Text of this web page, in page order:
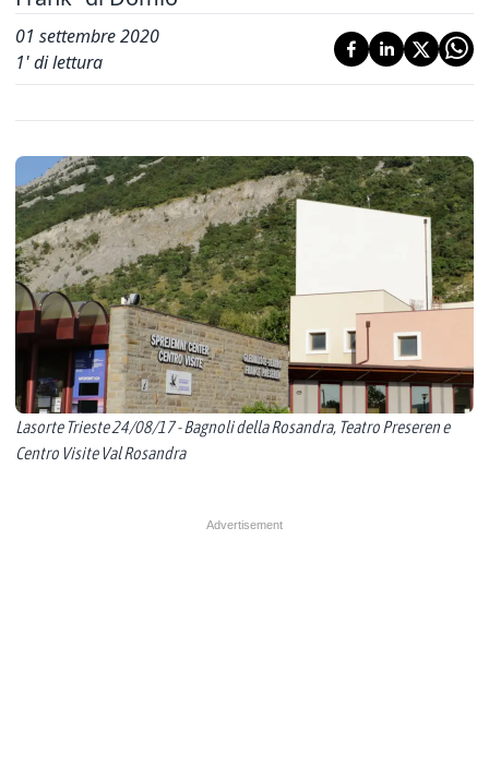
01 settembre 2020
1' di lettura
Lasorte Trieste 24/08/17 - Bagnoli della Rosandra, Teatro Preseren e
Centro Visite Val Rosandra